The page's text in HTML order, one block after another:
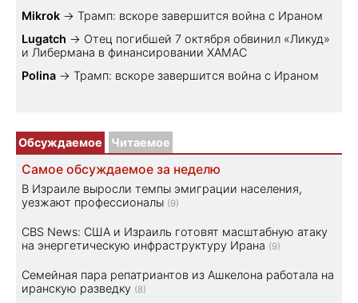
Mikrok → Трамп: вскоре завершится война с Ираном
Lugatch → Отец погибшей 7 октября обвинил «Ликуд»
и Либермана в финансировании ХАМАС
Polina → Трамп: вскоре завершится война с Ираном
Обсуждаемое Читаемое
Самое обсуждаемое за неделю
В Израиле выросли темпы эмиграции населения,
уезжают профессионалы (9)
CBS News: США и Израиль готовят масштабную атаку
на энергетическую инфраструктуру Ирана (9)
Семейная пара репатриантов из Ашкелона работала на
иранскую разведку (8)